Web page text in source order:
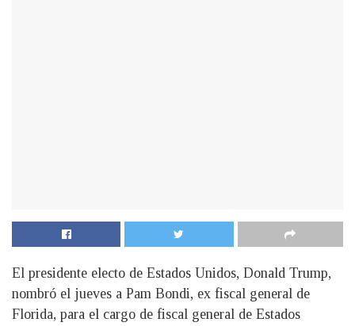
El presidente electo de Estados Unidos, Donald Trump,
nombró el jueves a Pam Bondi, ex fiscal general de
Florida, para el cargo de fiscal general de Estados